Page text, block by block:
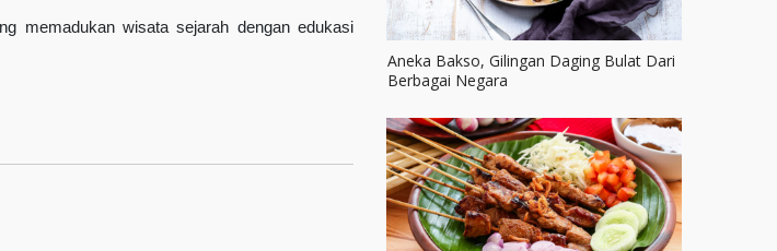
memadukan wisata sejarah dengan edukasi
Aneka Bakso, Gilingan Daging Bulat Dari
Berbagai Negara